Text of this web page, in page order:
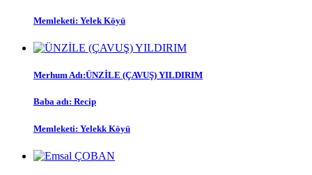
Memleketi: Yelek Köyü
Merhum Adı:ÜNZİLE (ÇAVUŞ) YILDIRIM
Baba adı: Recip
Memleketi: Yelekk Köyü